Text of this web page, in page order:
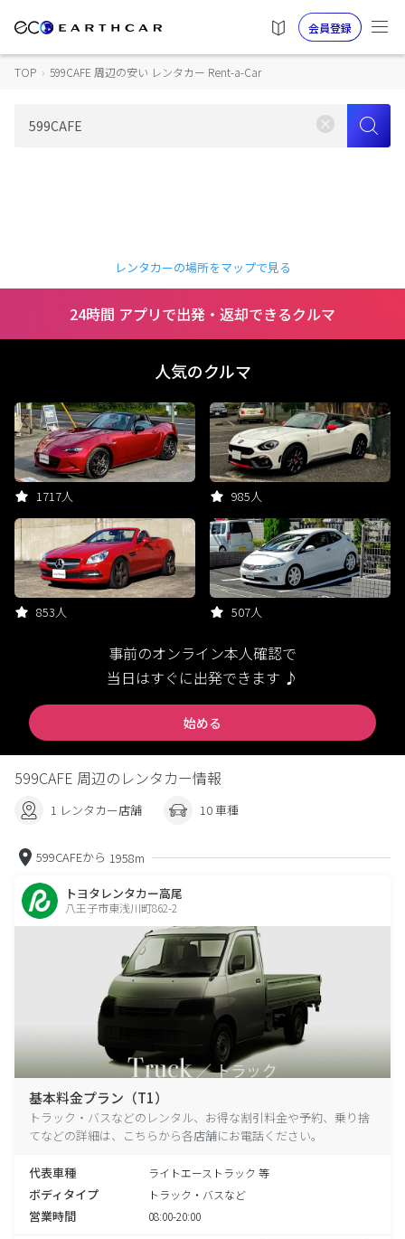
会員登録
TOP › 599CAFE 周辺の安い レンタカー Rent-a-Car
レンタカーの場所をマップで見る
24時間 アプリで出発・返却できるクルマ
人気のクルマ
1717人 985人
853人 507人
事前のオンライン本人確認で
当日はすぐに出発できます ♪
始める
599CAFE 周辺のレンタカー情報
1 レンタカー店舗 10 車種
599CAFEから 1958m
トヨタレンタカー高尾
八王子市東浅川町862-2
基本料金プラン（T1）
トラック・バスなどのレンタル、お得な割引料金や予約、乗り捨
てなどの詳細は、こちらから各店舗にお電話ください。
代表車種 ライトエーストラック 等
ボディタイプ トラック・バスなど
営業時間 08:00-20:00